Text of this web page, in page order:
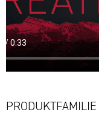
PRODUKTFAMILIE